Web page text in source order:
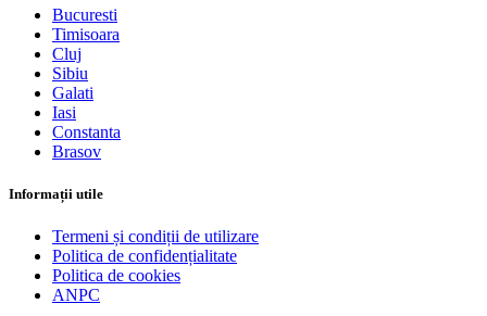
Bucuresti
Timisoara
Cluj
Sibiu
Galati
Iasi
Constanta
Brasov
Informații utile
Termeni și condiții de utilizare
Politica de confidențialitate
Politica de cookies
ANPC